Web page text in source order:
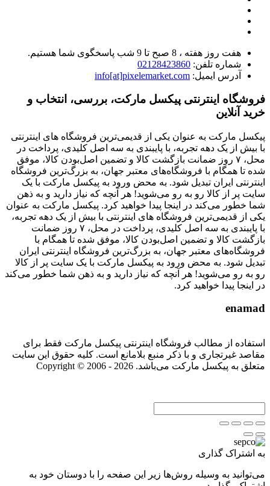
هفت روز هفته ، 8 صبح تا 9 شب پاسخگوی شما هستیم.
شماره تلفن: 02128423860
آدرس ایمیل: info[at]pixelemarket.com
فروشگاه اینترنتی پیکسل مارکت، بررسی، انتخاب و
خرید آنلاین
پیکسل مارکت به عنوان یکی از قدیمی‌ترین فروشگاه های اینترنتی
با بیش از یک دهه تجربه، با پایبندی به سه اصل کلیدی، پرداخت در
محل، ۷ روز ضمانت بازگشت کالا و تضمین اصل‌بودن کالا، موفق
شده تا همگام با فروشگاه‌های معتبر جهان، به بزرگ‌ترین فروشگاه
اینترنتی ایران تبدیل شود. به محض ورود به پیکسل مارکت با یک
سایت پر از کالا رو به رو می‌شوید! هر آنچه که نیاز دارید و به ذهن
شما خطور می‌کند در اینجا پیدا خواهید کرد. پیکسل مارکت به عنوان
یکی از قدیمی‌ترین فروشگاه های اینترنتی با بیش از یک دهه تجربه،
با پایبندی به سه اصل کلیدی، پرداخت در محل، ۷ روز ضمانت
بازگشت کالا و تضمین اصل‌بودن کالا، موفق شده تا همگام با
فروشگاه‌های معتبر جهان، به بزرگ‌ترین فروشگاه اینترنتی ایران
تبدیل شود. به محض ورود به پیکسل مارکت با یک سایت پر از کالا
رو به رو می‌شوید! هر آنچه که نیاز دارید و به ذهن شما خطور می‌کند
در اینجا پیدا خواهید کرد.
enamad
استفاده از مطالب فروشگاه اینترنتی پیکسل مارکت فقط برای
مقاصد غیرتجاری و با ذکر منبع بلامانع است. کلیه حقوق این سایت
متعلق به پیکسل مارکت می‌باشد. Copyright © 2006 - 2026
به اشتراک گذاری
می‌توانید به وسیله روش‌ها زیر این صفحه را با دوستان خود به